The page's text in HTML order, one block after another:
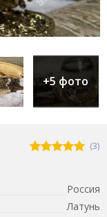
+5 фото
(3)
Россия
Латунь